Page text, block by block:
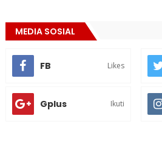
MEDIA SOSIAL
FB Likes
Gplus Ikuti